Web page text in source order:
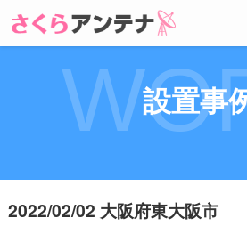
設置事
2022/02/02 大阪府東大阪市